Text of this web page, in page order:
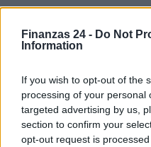
Finanzas 24 - Do Not
Information
If you wish to opt-out of the
processing of your personal
targeted advertising by us,
section to confirm your
opt-out request is
Sigue leyendo
NEWS